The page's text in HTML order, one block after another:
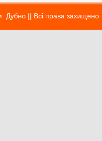
Дубно || Вci права захищено